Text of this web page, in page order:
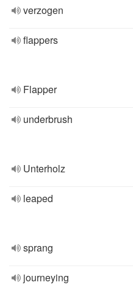
verzogen
flappers
Flapper
underbrush
Unterholz
leaped
sprang
journeying